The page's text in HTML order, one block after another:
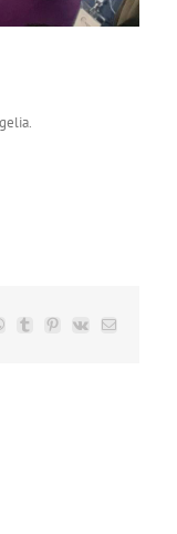
TumblrPinterest
Vk Email